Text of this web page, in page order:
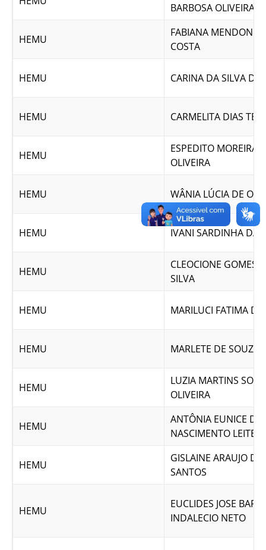
BARBOSA OLIVEIRA
HEMU
FABIANA
COSTA
HEMU CARINA DA SILVA
HEMU CARMELITA DIAS
HEMU
ESPEDITO MOREIRA
OLIVEIRA
HEMU WÂNIA LÚCIA DE
HEMU IVANI SARDINHA DA
HEMU
CLEOCIONE GOMES
SILVA
HEMU MARILUCI FATIMA
HEMU MARLETE DE SOUZA
HEMU
LUZIA MARTINS
OLIVEIRA
HEMU
ANTÔNIA EUNICE DO
NASCIMENTO LEITE
HEMU
GISLAINE ARAUJO
SANTOS
HEMU
EUCLIDES JOSE
INDALECIO NETO